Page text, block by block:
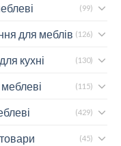
(99)
для меблів (126)
кухні (130)
(115)
(429)
(45)
Карго CORNER FRONT
231,00$